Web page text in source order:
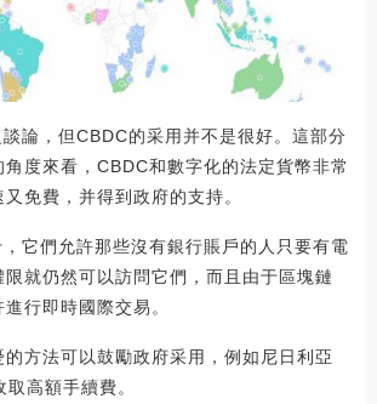
論，但CBDC的采用并不是很好。這部分
度來看，CBDC和數字化的法定貨幣非常
免費，并得到政府的支持。
它們允許那些沒有銀行賬戶的人只要有電
就仍然可以訪問它們，而且由于區塊鏈
行即時國際交易。
方法可以鼓勵政府采用，例如尼日利亞
高額手續費。